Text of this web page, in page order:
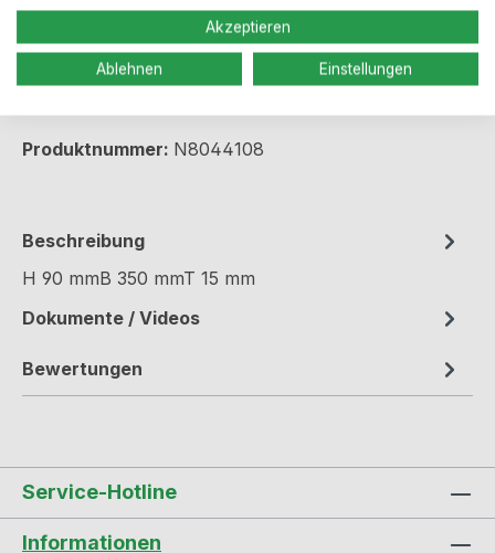
Sofort verfügbar, Lieferzeit: 2-5 Werktage
Produkt Anzahl: Gib den gewünschten
In den Warenkorb
Produktnummer: N8044108
Beschreibung
H 90 mmB 350 mmT 15 mm
Dokumente / Videos
Bewertungen
Service-Hotline
Informationen
Akzeptieren
Ablehnen Einstellungen